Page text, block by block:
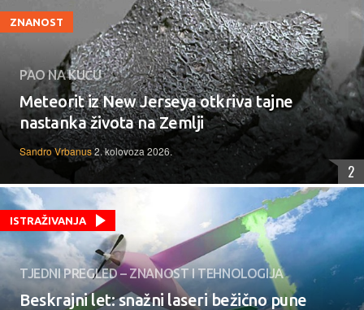
ZNANOST
PAO NA KUĆU
Meteorit iz New Jerseya otkriva tajne
nastanka života na Zemlji
Sandro Vrbanus2. kolovoza 2026.
2
ISTRAŽIVANJA
TJEDNI PREGLED – ZNANOST I TEHNOLOGIJA
Beskrajni let: snažni laseri bežično pune